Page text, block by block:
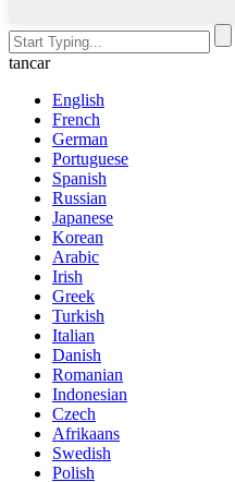
tancar
English
French
German
Portuguese
Spanish
Russian
Japanese
Korean
Arabic
Irish
Greek
Turkish
Italian
Danish
Romanian
Indonesian
Czech
Afrikaans
Swedish
Polish